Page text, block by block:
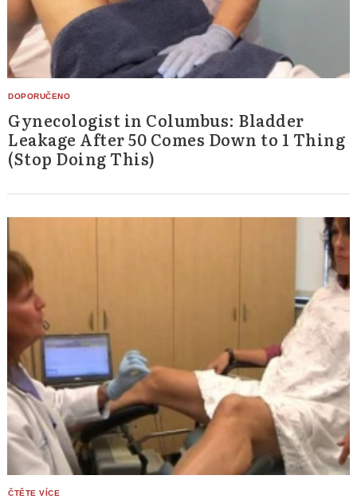
Gynecologist in Columbus: Bladder
Leakage After 50 Comes Down to 1 Thing
(Stop Doing This)